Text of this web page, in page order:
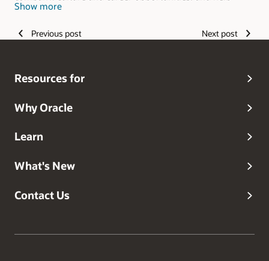
candidates envision their #LifeAtOracle.
Show more
Previous post Next post
Resources for
Why Oracle
Learn
What's New
Contact Us